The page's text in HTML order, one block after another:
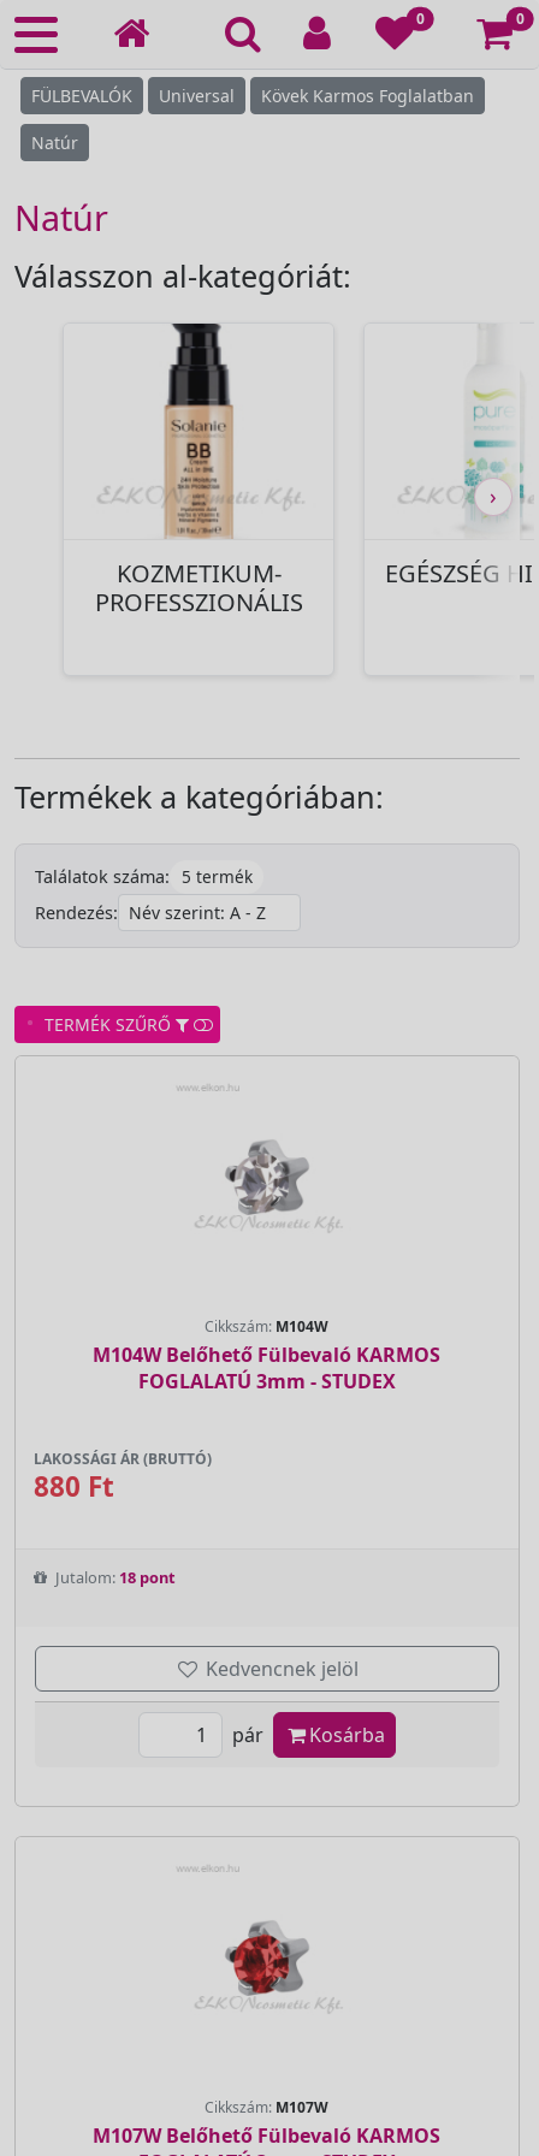
0 0
FÜLBEVALÓK Universal Kövek Karmos Foglalatban
Natúr
Natúr
Válasszon al-kategóriát:
KOZMETIKUM-
PROFESSZIONÁLIS
EGÉSZSÉG
›
Termékek a kategóriában:
Találatok száma:
5 termék
Rendezés:
TERMÉK SZŰRŐ
Cikkszám: M104W
M104W Belőhető Fülbevaló KARMOS
FOGLALATÚ 3mm - STUDEX
LAKOSSÁGI ÁR (BRUTTÓ)
880 Ft
Jutalom: 18 pont
Kedvencnek jelöl
pár Kosárba
Cikkszám: M107W
M107W Belőhető Fülbevaló KARMOS